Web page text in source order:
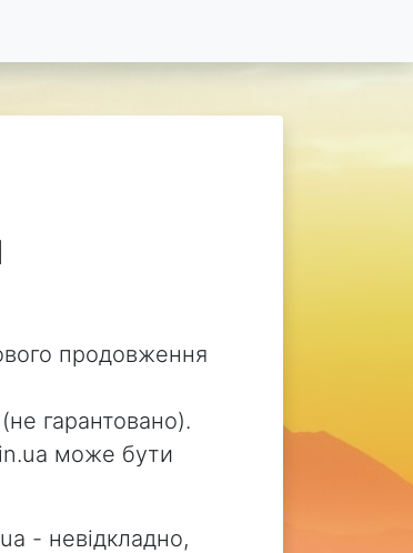
продовження
гарантовано).
може бути
- невідкладно,